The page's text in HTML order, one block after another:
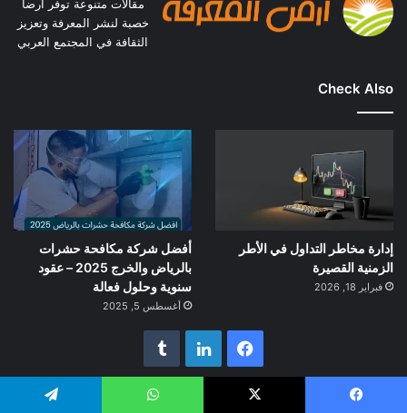
مقالات متنوعة توفر أرضاً
خصبة لنشر المعرفة وتعزيز
الثقافة في المجتمع العربي
Check Also
إدارة مخاطر التداول في الأطر
الزمنية القصيرة
فبراير 18, 2026
أفضل شركة مكافحة حشرات
بالرياض والخرج 2025 – عقود
سنوية وحلول فعالة
أغسطس 5, 2025
فيسبوكلينكدإن
‏Tumblr